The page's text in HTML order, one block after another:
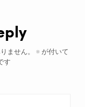
ません。 ※ が付いて
す